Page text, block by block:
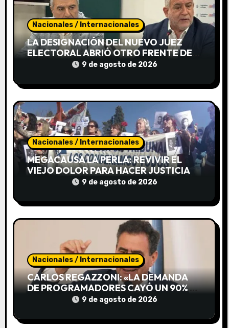
n
d
e
n
t
r
a
a
s
Nacionales / Internacionales
LA DESIGNACIÓN DEL NUEVO JUEZ
ELECTORAL ABRIÓ OTRO FRENTE DE
DISPUTA ENTRE LLARYORA Y LA
9 de agosto de 2026
Nacionales / Internacionales
MEGACAUSA LA PERLA: REVIVIR EL
VIEJO DOLOR PARA HACER JUSTICIA
9 de agosto de 2026
Nacionales / Internacionales
CARLOS REGAZZONI: «LA DEMANDA
DE PROGRAMADORES CAYÓ UN 90% Y
VA A SER PEOR»9 de agosto de 2026